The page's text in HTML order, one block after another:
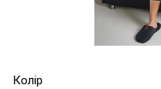
Колір